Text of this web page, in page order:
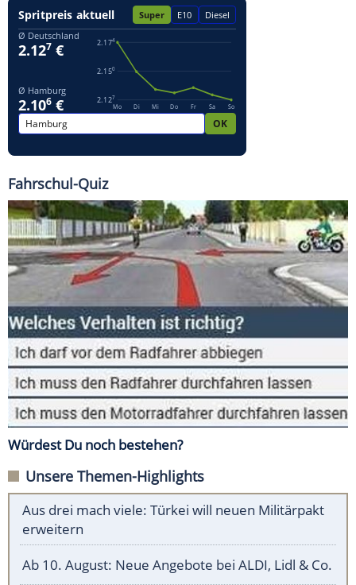
Fahrschul-Quiz
Würdest Du noch bestehen?
Unsere Themen-Highlights
Aus drei mach viele: Türkei will neuen Militärpakt
erweitern
Ab 10. August: Neue Angebote bei ALDI, Lidl & Co.